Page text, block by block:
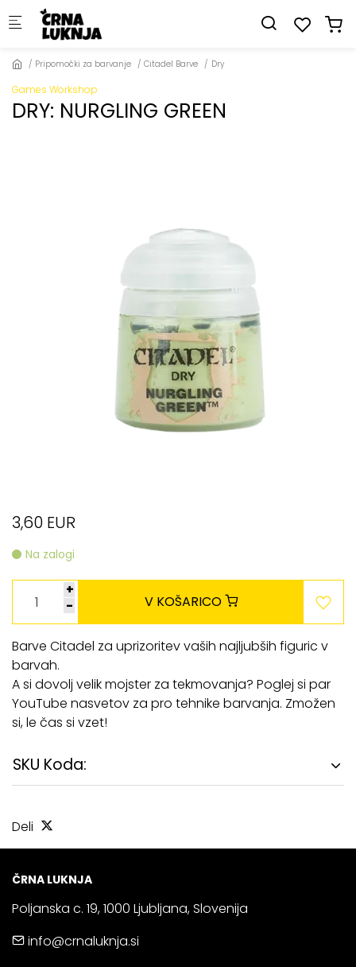
Skip to main content
Pripomočki za barvanje Citadel Barve Dry
Games Workshop
DRY: NURGLING GREEN
3,60 EUR
Na zalogi
+
-
V KOŠARICO
Barve Citadel za uprizoritev vaših najljubših figuric v
barvah.
A si dovolj velik mojster za tekmovanja? Poglej si par
YouTube nasvetov za pro tehnike barvanja. Zmožen
si, le čas si vzet!
SKU Koda:
Deli
ČRNA LUKNJA
Poljanska c. 19, 1000 Ljubljana, Slovenija
info@crnaluknja.si